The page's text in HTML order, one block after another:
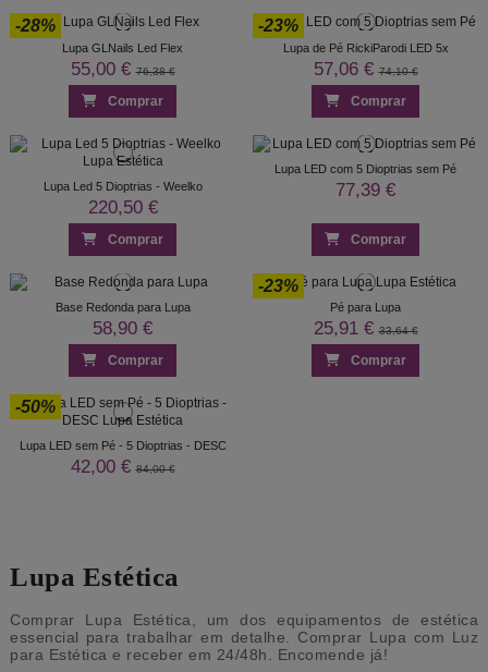
-28%
Lupa GLNails Led Flex
55,00 €76,38 €
Comprar
-23%
Lupa de Pé RickiParodi LED 5x
57,06 €74,10 €
Comprar
Lupa Led 5 Dioptrias - Weelko
220,50 €
Comprar
Lupa LED com 5 Dioptrias sem Pé
77,39 €
Comprar
Base Redonda para Lupa
58,90 €
Comprar
-23%
Pé para Lupa
25,91 €33,64 €
Comprar
-50%
Lupa LED sem Pé - 5 Dioptrias - DESC
42,00 €84,00 €
Lupa Estética
Comprar Lupa Estética, um dos equipamentos de estética
essencial para trabalhar em detalhe. Comprar Lupa com Luz
para Estética e receber em 24/48h. Encomende já!